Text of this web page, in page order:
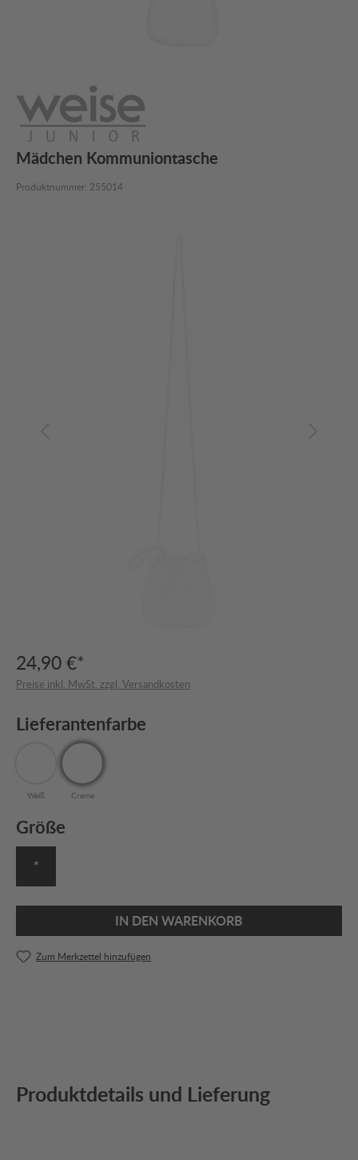
Mädchen Kommuniontasche
Produktnummer: 255014
24,90 €*
Preise inkl. MwSt. zzgl. Versandkosten
Lieferantenfarbe
Weiß Creme
Größe
*
IN DEN WARENKORB
Zum Merkzettel hinzufügen
Produktdetails und Lieferung